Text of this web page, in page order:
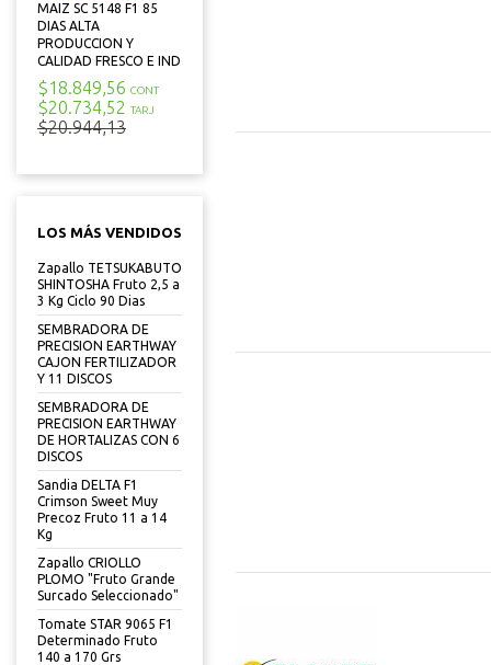
MAIZ SC 5148 F1 85
DIAS ALTA
PRODUCCION Y
CALIDAD FRESCO E IND
$18.849,56 CONT
$20.734,52 TARJ
$20.944,13
LOS MÁS VENDIDOS
Zapallo TETSUKABUTO
SHINTOSHA Fruto 2,5 a
3 Kg Ciclo 90 Dias
SEMBRADORA DE
PRECISION EARTHWAY
CAJON FERTILIZADOR
Y 11 DISCOS
SEMBRADORA DE
PRECISION EARTHWAY
DE HORTALIZAS CON 6
DISCOS
Sandia DELTA F1
Crimson Sweet Muy
Precoz Fruto 11 a 14
Kg
Zapallo CRIOLLO
PLOMO "Fruto Grande
Surcado Seleccionado"
Tomate STAR 9065 F1
Determinado Fruto
140 a 170 Grs